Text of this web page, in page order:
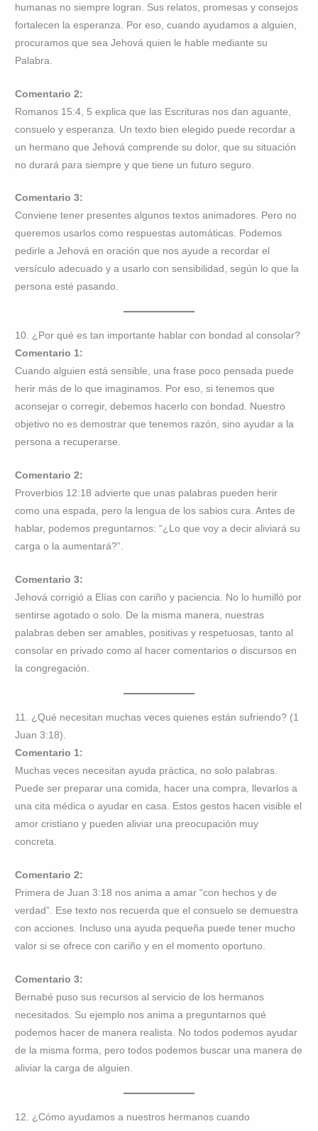
humanas no siempre logran. Sus relatos, promesas y consejos
fortalecen la esperanza. Por eso, cuando ayudamos a alguien,
procuramos que sea Jehová quien le hable mediante su
Palabra.
Comentario 2:
Romanos 15:4, 5 explica que las Escrituras nos dan aguante,
consuelo y esperanza. Un texto bien elegido puede recordar a
un hermano que Jehová comprende su dolor, que su situación
no durará para siempre y que tiene un futuro seguro.
Comentario 3:
Conviene tener presentes algunos textos animadores. Pero no
queremos usarlos como respuestas automáticas. Podemos
pedirle a Jehová en oración que nos ayude a recordar el
versículo adecuado y a usarlo con sensibilidad, según lo que la
persona esté pasando.
10. ¿Por qué es tan importante hablar con bondad al consolar?
Comentario 1:
Cuando alguien está sensible, una frase poco pensada puede
herir más de lo que imaginamos. Por eso, si tenemos que
aconsejar o corregir, debemos hacerlo con bondad. Nuestro
objetivo no es demostrar que tenemos razón, sino ayudar a la
persona a recuperarse.
Comentario 2:
Proverbios 12:18 advierte que unas palabras pueden herir
como una espada, pero la lengua de los sabios cura. Antes de
hablar, podemos preguntarnos: “¿Lo que voy a decir aliviará su
carga o la aumentará?”.
Comentario 3:
Jehová corrigió a Elías con cariño y paciencia. No lo humilló por
sentirse agotado o solo. De la misma manera, nuestras
palabras deben ser amables, positivas y respetuosas, tanto al
consolar en privado como al hacer comentarios o discursos en
la congregación.
11. ¿Qué necesitan muchas veces quienes están sufriendo? (1
Juan 3:18).
Comentario 1:
Muchas veces necesitan ayuda práctica, no solo palabras.
Puede ser preparar una comida, hacer una compra, llevarlos a
una cita médica o ayudar en casa. Estos gestos hacen visible el
amor cristiano y pueden aliviar una preocupación muy
concreta.
Comentario 2:
Primera de Juan 3:18 nos anima a amar “con hechos y de
verdad”. Ese texto nos recuerda que el consuelo se demuestra
con acciones. Incluso una ayuda pequeña puede tener mucho
valor si se ofrece con cariño y en el momento oportuno.
Comentario 3:
Bernabé puso sus recursos al servicio de los hermanos
necesitados. Su ejemplo nos anima a preguntarnos qué
podemos hacer de manera realista. No todos podemos ayudar
de la misma forma, pero todos podemos buscar una manera de
aliviar la carga de alguien.
12. ¿Cómo ayudamos a nuestros hermanos cuando